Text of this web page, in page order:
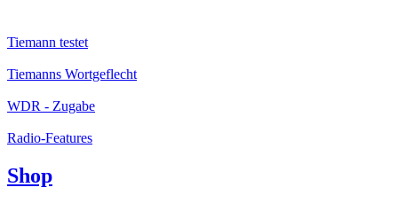
Tiemann testet
Tiemanns Wortgeflecht
WDR - Zugabe
Radio-Features
Shop